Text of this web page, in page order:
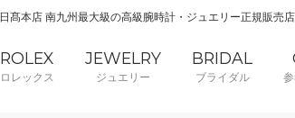
日髙本店 南九州最大級の高級腕時計・ジュエリー正規販売店
ROLEX
ロレックス
JEWELRY
ジュエリー
BRIDAL
ブライダル